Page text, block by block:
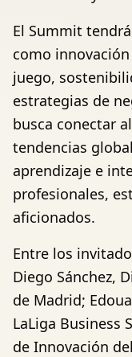
El Summit
como
juego,
estrategias de
busca conectar
tendencias
aprendizaje e
profesionales,
aficionados.
Entre los
Diego Sánchez,
de Madrid;
LaLiga Business
de Innovación